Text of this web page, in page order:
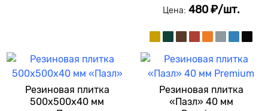
Цена: 480 ₽/шт.
Резиновая плитка
500х500х40 мм
Резиновая плитка
«Пазл» 40 мм